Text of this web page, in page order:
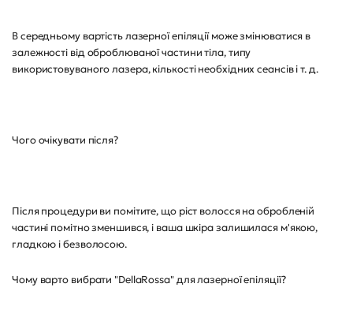
В середньому вартість лазерної епіляції може змінюватися в
залежності від оброблюваної частини тіла, типу
використовуваного лазера, кількості необхідних сеансів і т. д.
Чого очікувати після?
Після процедури ви помітите, що ріст волосся на обробленій
частині помітно зменшився, і ваша шкіра залишилася м'якою,
гладкою і безволосою.
Чому варто вибрати "DellaRossa" для лазерної епіляції?